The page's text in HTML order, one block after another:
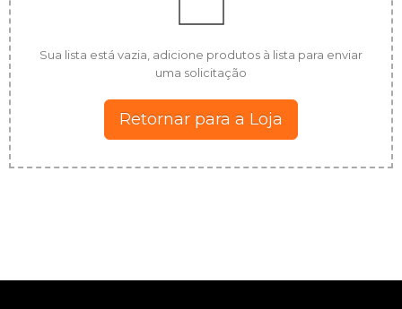
Sua lista está vazia, adicione produtos à lista para enviar
uma solicitação
Retornar para a Loja